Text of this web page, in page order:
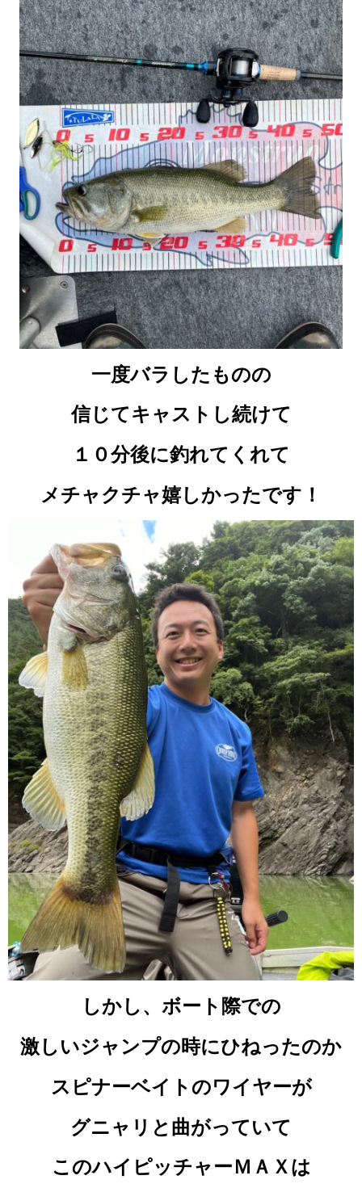
一度バラしたものの
信じてキャストし続けて
１０分後に釣れてくれて
メチャクチャ嬉しかったです！
しかし、ボート際での
激しいジャンプの時にひねったのか
スピナーベイトのワイヤーが
グニャリと曲がっていて
このハイピッチャーＭＡＸは